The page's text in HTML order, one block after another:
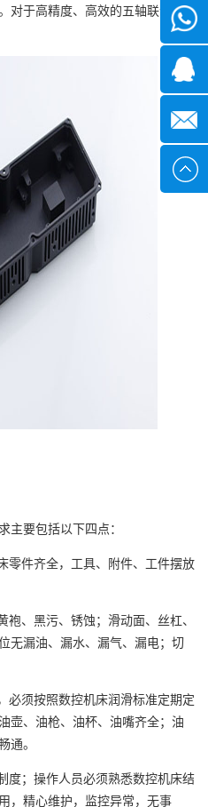
对于高精度、高效的五轴联动加
主要包括以下四点：
零件齐全，工具、附件、工件摆放
、黑污、锈蚀；滑动面、丝杠、
无漏油、漏水、漏气、漏电；切
必须按照数控机床润滑标准定期定
壶、油枪、油杯、油嘴齐全；油
通。
度；操作人员必须熟悉数控机床结
，精心维护，监控异常，无事
微信